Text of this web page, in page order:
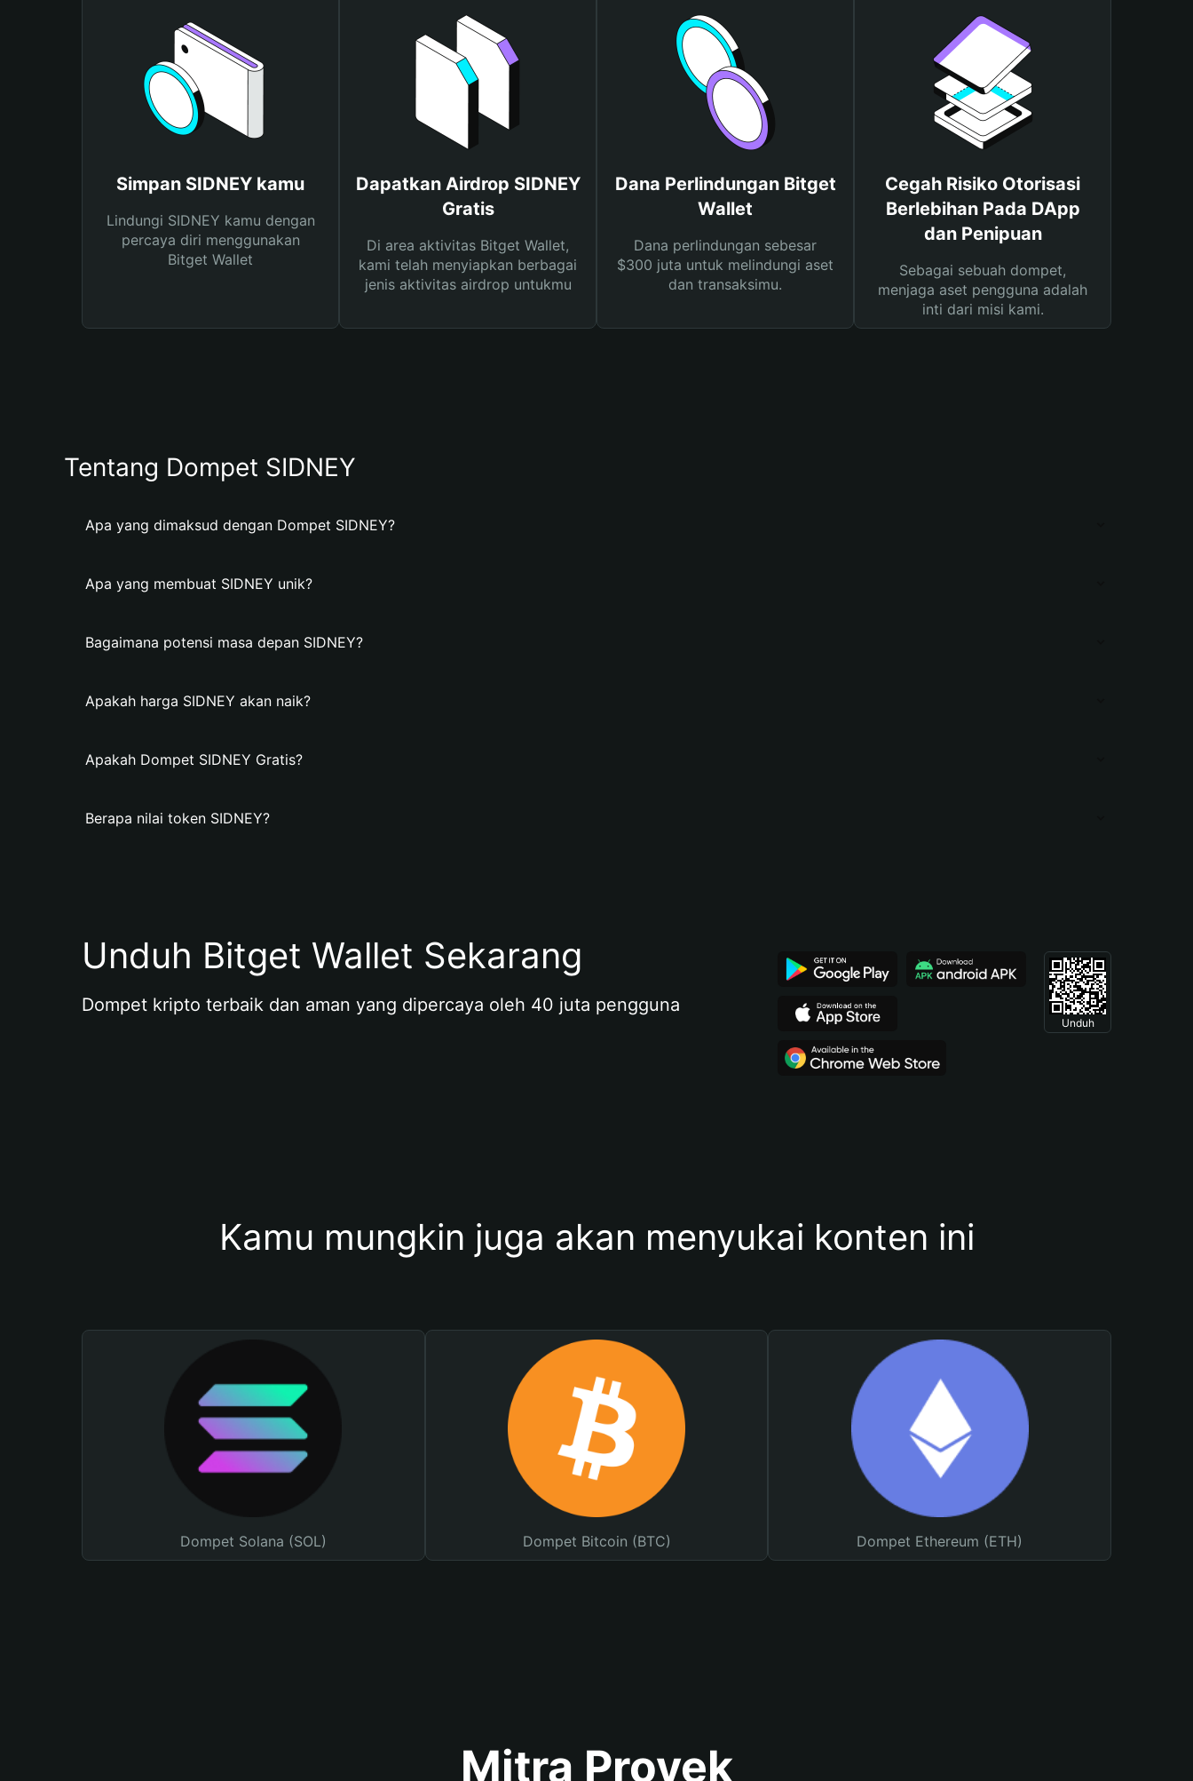
Simpan SIDNEY kamu
Lindungi SIDNEY kamu dengan
percaya diri menggunakan
Bitget Wallet
Dapatkan Airdrop SIDNEY
Gratis
Di area aktivitas Bitget Wallet,
kami telah menyiapkan berbagai
jenis aktivitas airdrop untukmu
Dana Perlindungan Bitget
Wallet
Dana perlindungan sebesar
$300 juta untuk melindungi aset
dan transaksimu.
Cegah Risiko Otorisasi
Berlebihan Pada DApp
dan Penipuan
Sebagai sebuah dompet,
menjaga aset pengguna adalah
inti dari misi kami.
Tentang Dompet SIDNEY
Apa yang dimaksud dengan Dompet SIDNEY?
Apa yang membuat SIDNEY unik?
Bagaimana potensi masa depan SIDNEY?
Apakah harga SIDNEY akan naik?
Apakah Dompet SIDNEY Gratis?
Berapa nilai token SIDNEY?
Unduh Bitget Wallet Sekarang
Dompet kripto terbaik dan aman yang dipercaya oleh 40 juta pengguna
Unduh
Kamu mungkin juga akan menyukai konten ini
Dompet Solana (SOL) Dompet Bitcoin (BTC) Dompet Ethereum (ETH)
Mitra Proyek